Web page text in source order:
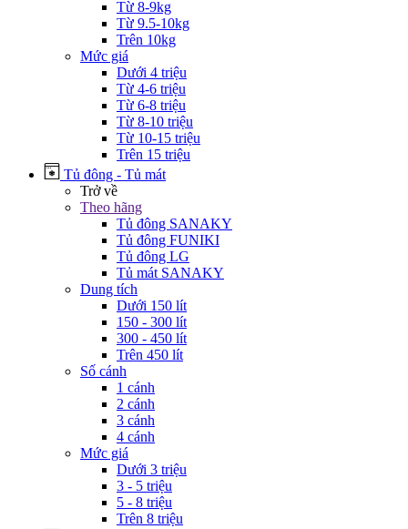
Từ 8-9kg
Từ 9.5-10kg
Trên 10kg
Mức giá
Dưới 4 triệu
Từ 4-6 triệu
Từ 6-8 triệu
Từ 8-10 triệu
Từ 10-15 triệu
Trên 15 triệu
Tủ đông - Tủ mát
Trở về
Theo hãng
Tủ đông SANAKY
Tủ đông FUNIKI
Tủ đông LG
Tủ mát SANAKY
Dung tích
Dưới 150 lít
150 - 300 lít
300 - 450 lít
Trên 450 lít
Số cánh
1 cánh
2 cánh
3 cánh
4 cánh
Mức giá
Dưới 3 triệu
3 - 5 triệu
5 - 8 triệu
Trên 8 triệu